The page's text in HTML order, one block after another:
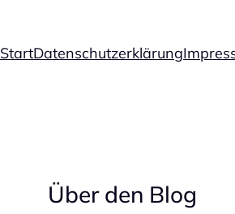
StartDatenschutzerklärung
Über den Blog